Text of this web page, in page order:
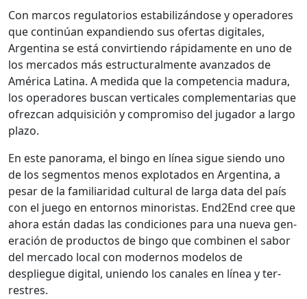
Con mar­cos reg­u­la­to­rios esta­bi­lizán­dose y oper­adores
que con­tinúan expan­di­en­do sus ofer­tas dig­i­tales,
Argenti­na se está con­vir­tien­do ráp­i­da­mente en uno de
los mer­ca­dos más estruc­tural­mente avan­za­dos de
Améri­ca Lati­na. A medi­da que la com­pe­ten­cia madu­ra,
los oper­adores bus­can ver­ti­cales com­ple­men­tarias que
ofrez­can adquisi­ción y com­pro­miso del jugador a largo
pla­zo.
En este panora­ma, el bin­go en línea sigue sien­do uno
de los seg­men­tos menos explota­dos en Argenti­na, a
pesar de la famil­iari­dad cul­tur­al de larga data del país
con el juego en entornos minoris­tas. End2End cree que
aho­ra están dadas las condi­ciones para una nue­va gen­
eración de pro­duc­tos de bin­go que com­bi­nen el sabor
del mer­ca­do local con mod­er­nos mod­e­los de
despliegue dig­i­tal, unien­do los canales en línea y ter­
restres.